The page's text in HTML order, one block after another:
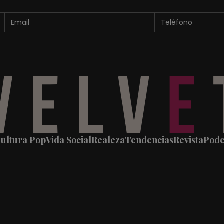
PopVida SocialRealezaTendenciasRevista